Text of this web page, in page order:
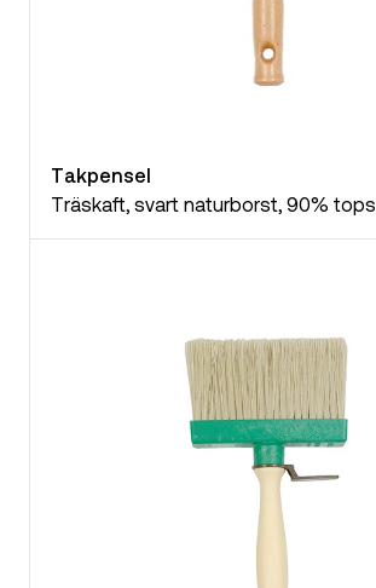
Takpensel
Träskaft, svart naturborst, 90% tops